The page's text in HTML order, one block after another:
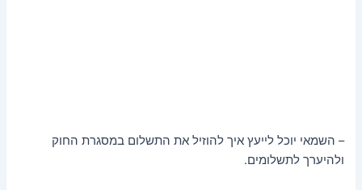
– השמאי יוכל לייעץ איך להוזיל את התשלום במסגרת החוק
ולהיערך לתשלומים.